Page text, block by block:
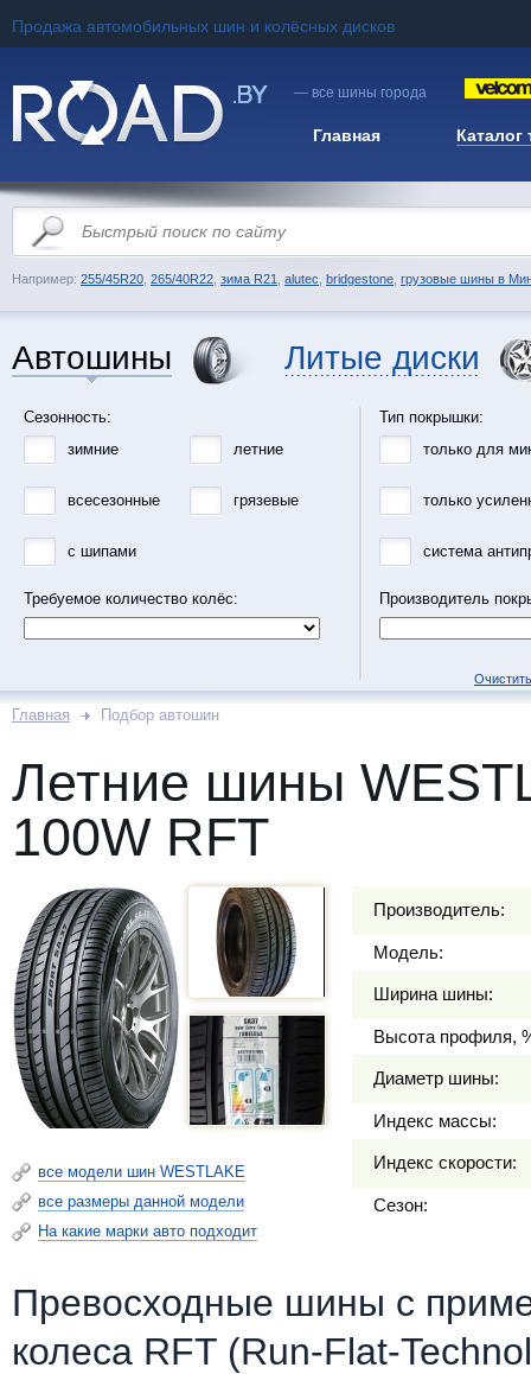
Продажа автомобильных шин и колёсных дисков
— все шины города
Главная Каталог
Например: 255/45R20 265/40R22 зима R21 alutec bridgestone грузовые шины в
Автошины Литые диски
Сезонность:
зимние
летние
всесезонные грязевые
с шипами
Требуемое количество колёс:
Тип покрышки:
только для
только
система
Производитель
Главная Подбор автошин
Летние шины
100W RFT
все модели шин WESTLAKE
все размеры данной модели
На какие марки авто подходит
Производитель:
Модель:
Ширина шины:
Высота профиля,
Диаметр шины:
Индекс массы:
Индекс скорости:
Сезон:
Превосходные шины с
колеса RFT (Run-Flat-